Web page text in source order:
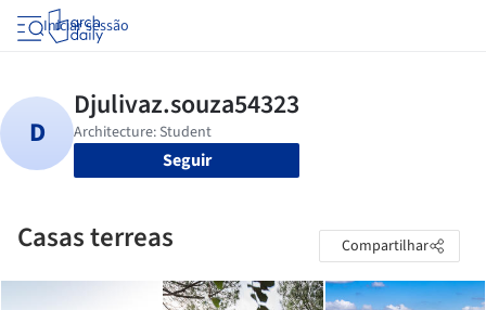
Iniciar sessão
Seguir
Casas terreas Compartilhar